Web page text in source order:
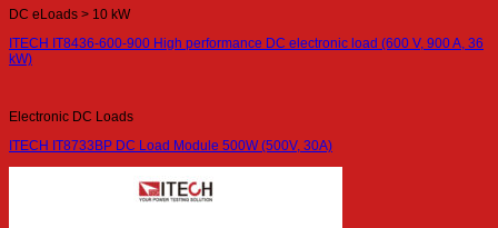
DC eLoads > 10 kW
ITECH IT8436-600-900 High performance DC electronic load (600 V, 900 A, 36
kW)
Electronic DC Loads
ITECH IT8733BP DC Load Module 500W (500V, 30A)